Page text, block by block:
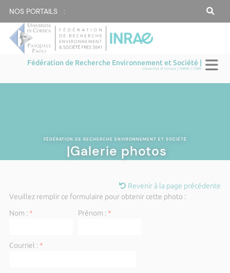
NOS PORTAILS :
Fédération de Recherche Environnement et Société |
Università di Corsica / INRAE / CNRS
FÉDÉRATION DE RECHERCHE ENVIRONNEMENT ET SOCIÉTÉ
|Galerie photos
Revenir à la page précédente
Veuillez remplir ce formulaire pour obtenir cette photo :
Nom :* Prénom :*
Courriel :*